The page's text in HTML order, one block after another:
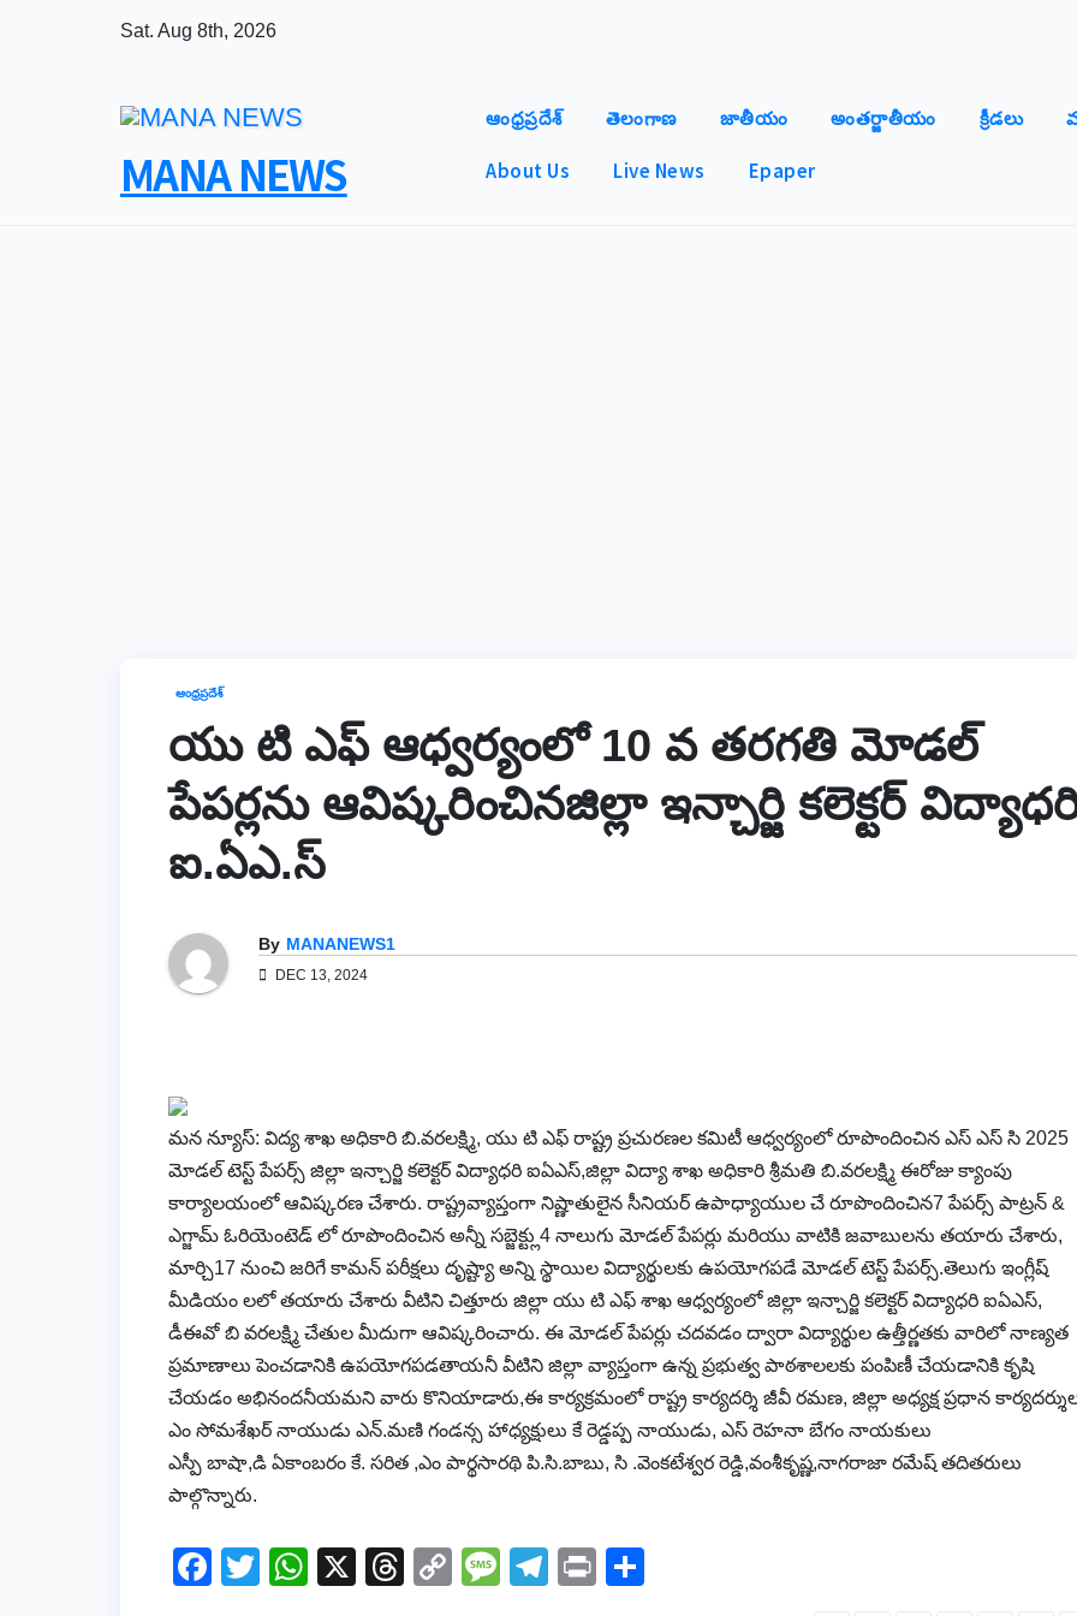
Sat. Aug 8th, 2026
MANA NEWS
ఆంధ్రప్రదేశ్ తెలంగాణ జాతీయం అంతర్జాతీయం క్రీడలు
About Us Live News Epaper
ఆంధ్రప్రదేశ్
యు టి ఎఫ్ ఆధ్వర్యంలో 10 వ తరగతి మోడల్
పేపర్లను ఆవిష్కరించినజిల్లా ఇన్చార్జి కలెక్టర్
ఐ.ఏఎ.స్
By MANANEWS1
DEC 13, 2024
మన న్యూస్: విద్య శాఖ అధికారి బి.వరలక్ష్మి, యు టి ఎఫ్ రాష్ట్ర ప్రచురణల కమిటీ ఆధ్వర్యంలో రూపొందించిన ఎస్ ఎస్ సి 2025
మోడల్ టెస్ట్ పేపర్స్ జిల్లా ఇన్చార్జి కలెక్టర్ విద్యాధరి ఐఏఎస్,జిల్లా విద్యా శాఖ అధికారి శ్రీమతి బి.వరలక్ష్మి ఈరోజు క్యాంపు
కార్యాలయంలో ఆవిష్కరణ చేశారు. రాష్ట్రవ్యాప్తంగా నిష్ణాతులైన సీనియర్ ఉపాధ్యాయుల చే రూపొందించిన7 పేపర్స్ పాట్రన్ &
ఎగ్జామ్ ఓరియెంటెడ్ లో రూపొందించిన అన్నీ సబ్జెక్ట్లు4 నాలుగు మోడల్ పేపర్లు మరియు వాటికి జవాబులను తయారు చేశారు,
మార్చి17 నుంచి జరిగే కామన్ పరీక్షలు దృష్ట్యా అన్ని స్థాయిల విద్యార్థులకు ఉపయోగపడే మోడల్ టెస్ట్ పేపర్స్.తెలుగు ఇంగ్లీష్
మీడియం లలో తయారు చేశారు వీటిని చిత్తూరు జిల్లా యు టి ఎఫ్ శాఖ ఆధ్వర్యంలో జిల్లా ఇన్చార్జి కలెక్టర్ విద్యాధరి ఐఏఎస్,
డీఈవో బి వరలక్ష్మి చేతుల మీదుగా ఆవిష్కరించారు. ఈ మోడల్ పేపర్లు చదవడం ద్వారా విద్యార్థుల ఉత్తీర్ణతకు వారిలో నాణ్యత
ప్రమాణాలు పెంచడానికి ఉపయోగపడతాయనీ వీటిని జిల్లా వ్యాప్తంగా ఉన్న ప్రభుత్వ పాఠశాలలకు పంపిణీ చేయడానికి కృషి
చేయడం అభినందనీయమని వారు కొనియాడారు,ఈ కార్యక్రమంలో రాష్ట్ర కార్యదర్శి జీవీ రమణ, జిల్లా అధ్యక్ష ప్రధాన
ఎం సోమశేఖర్ నాయుడు ఎన్.మణి గండన్స హాధ్యక్షులు కే రెడ్డప్ప నాయుడు, ఎస్ రెహనా బేగం నాయకులు
ఎస్పీ బాషా,డి ఏకాంబరం కే. సరిత ,ఎం పార్థసారథి పి.సి.బాబు, సి .వెంకటేశ్వర రెడ్డి,వంశీకృష్ణ,నాగరాజా రమేష్ తదితరులు
పాల్గొన్నారు.
F
T
W X
T
C
M T
Pr